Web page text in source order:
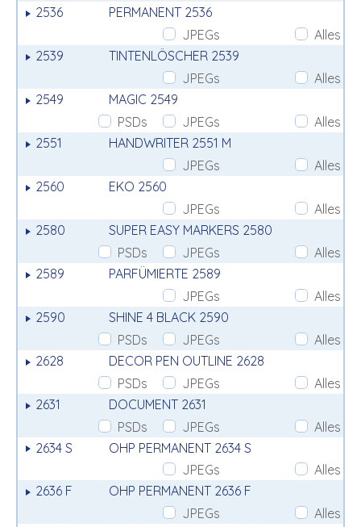
2536
PERMANENT 2536
JPEGs
Alles
2539
TINTENLÖSCHER 2539
JPEGs
Alles
2549
MAGIC 2549
PSDs
JPEGs
Alles
2551
HANDWRITER 2551 M
JPEGs
Alles
2560
EKO 2560
JPEGs
Alles
2580
SUPER EASY MARKERS 2580
PSDs
JPEGs
Alles
2589
PARFÜMIERTE 2589
JPEGs
Alles
2590
SHINE 4 BLACK 2590
PSDs
JPEGs
Alles
2628
DECOR PEN OUTLINE 2628
PSDs
JPEGs
Alles
2631
DOCUMENT 2631
PSDs
JPEGs
Alles
2634 S
OHP PERMANENT 2634 S
JPEGs
Alles
2636 F
OHP PERMANENT 2636 F
JPEGs
Alles